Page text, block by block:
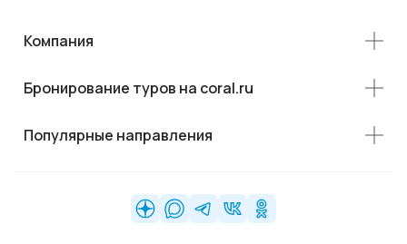
Компания
Бронирование туров на coral.ru
Популярные направления